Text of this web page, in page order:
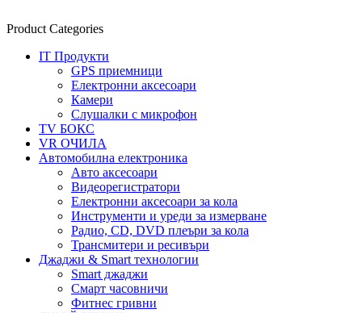
Product Categories
IT Продукти
GPS приемници
Електронни аксесоари
Камери
Слушалки с микрофон
TV БОКС
VR ОЧИЛА
Автомобилна електроника
Авто аксесоари
Видеорегистратори
Електронни аксесоари за кола
Инструменти и уреди за измерване
Радио, CD, DVD плеъри за кола
Трансмитери и ресивъри
Джаджи & Smart технологии
Smart джаджи
Смарт часовничи
Фитнес гривни